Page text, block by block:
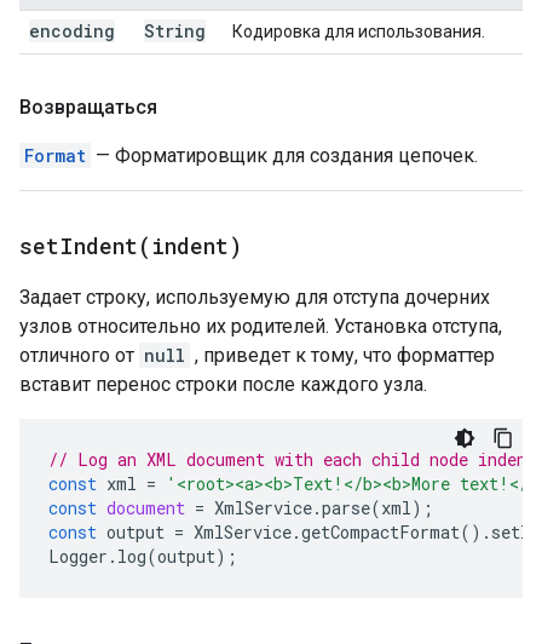
encoding String Кодировка для использования.
Возвращаться
Format — Форматировщик для создания цепочек.
setIndent( indent)
Задает строку, используемую для отступа дочерних
узлов относительно их родителей. Установка отступа,
отличного от null , приведет к тому, что форматтер
вставит перенос строки после каждого узла.
// Log an XML document with each child node
const xml =
'<root><a><b>Text!</b><b>More text!</
const document = XmlService.parse(xml);
const output = XmlService.getCompactFormat().
Logger . log(output);